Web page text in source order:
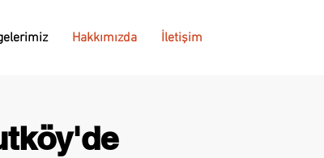
Hakkımızda İletişim